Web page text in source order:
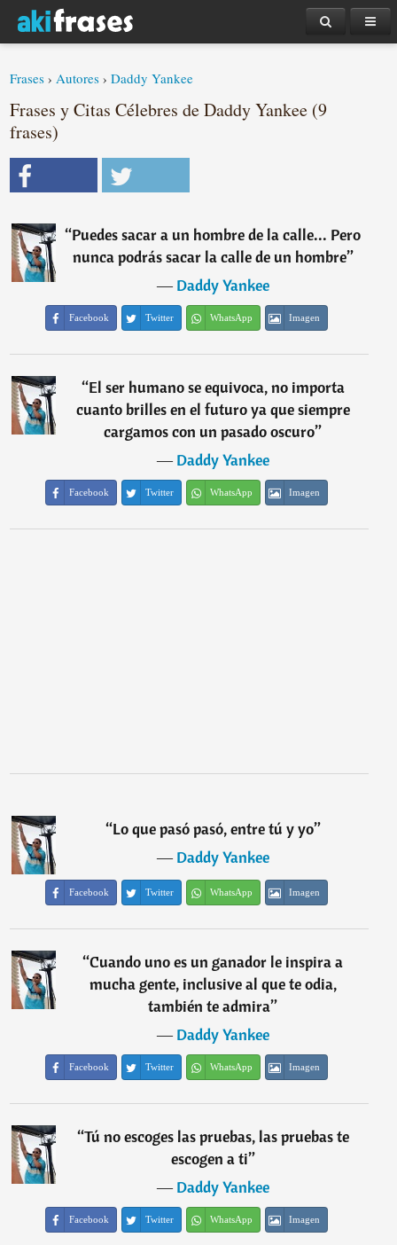
Frases ›Autores ›Daddy Yankee
Frases y Citas Célebres de Daddy Yankee (9
frases)
“Puedes sacar a un hombre de la calle... Pero
nunca podrás sacar la calle de un hombre”
―Daddy Yankee
Facebook Twitter WhatsApp Imagen
“El ser humano se equivoca, no importa
cuanto brilles en el futuro ya que siempre
cargamos con un pasado oscuro”
―Daddy Yankee
Facebook Twitter WhatsApp Imagen
“Lo que pasó pasó, entre tú y yo”
―Daddy Yankee
Facebook Twitter WhatsApp Imagen
“Cuando uno es un ganador le inspira a
mucha gente, inclusive al que te odia,
también te admira”
―Daddy Yankee
Facebook Twitter WhatsApp Imagen
“Tú no escoges las pruebas, las pruebas te
escogen a ti”
―Daddy Yankee
Facebook Twitter WhatsApp Imagen